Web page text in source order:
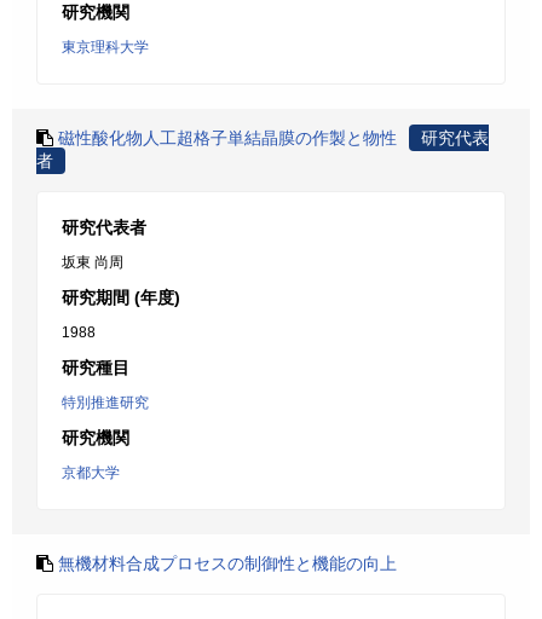
研究機関
東京理科大学
磁性酸化物人工超格子単結晶膜の作製と物性
研究代表
者
研究代表者
坂東 尚周
研究期間 (年度)
1988
研究種目
特別推進研究
研究機関
京都大学
無機材料合成プロセスの制御性と機能の向上